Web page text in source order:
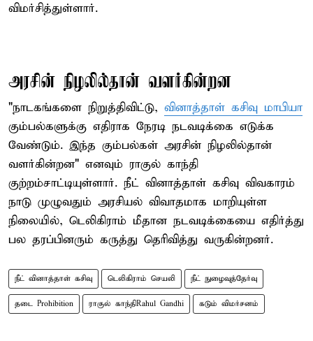
விமர்சித்துள்ளார்.
அரசின் நிழலில்தான் வளர்கின்றன
"நாடகங்களை நிறுத்திவிட்டு, வினாத்தாள் கசிவு மாபியா
கும்பல்களுக்கு எதிராக நேரடி நடவடிக்கை எடுக்க
வேண்டும். இந்த கும்பல்கள் அரசின் நிழலில்தான்
வளர்கின்றன" எனவும் ராகுல் காந்தி
குற்றம்சாட்டியுள்ளார். நீட் வினாத்தாள் கசிவு விவகாரம்
நாடு முழுவதும் அரசியல் விவாதமாக மாறியுள்ள
நிலையில், டெலிகிராம் மீதான நடவடிக்கையை எதிர்த்து
பல தரப்பினரும் கருத்து தெரிவித்து வருகின்றனர்.
நீட் வினாத்தாள் கசிவு டெலிகிராம் செயலி நீட் நுழைவுத்தேர்வு
தடை Prohibition ராகுல் காந்திRahul Gandhi கடும் விமர்சனம்